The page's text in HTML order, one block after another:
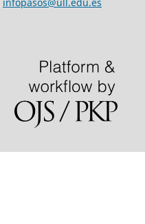
infopasos@ull.edu.es